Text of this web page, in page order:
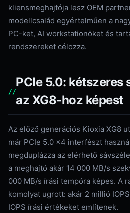
kliensmeghajtója lesz OEM
modellcsalád egyértelműen a
PC-ket, AI workstationöket és
rendszereket célozza.
PCIe 5.0: kétszeres
az XG8-hoz képest
Az előző generációs Kioxia XG8
már PCIe 5.0 x4 interfészt
megduplázza az elérhető
a meghajtó akár 14 000 MB/s
000 MB/s írási tempóra képes. A
komolyat ugrott: akár 2 millió
IOPS írási értékeket említenek.